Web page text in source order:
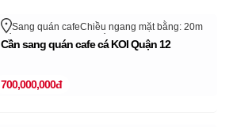
Sang quán cafeChiều ngang mặt bằng: 20m
Trần Thị Năm
Quận 12 Hồ Chí Minh
Cửa hàng, quán đã sang nhượng thành công
Cần sang quán cafe cá KOI Quận 12
700,000,000đ